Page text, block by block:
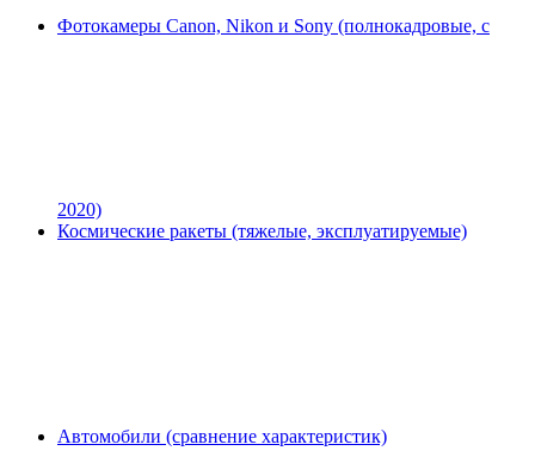
Фотокамеры Canon, Nikon и Sony (полнокадровые, с
2020)
Космические ракеты (тяжелые, эксплуатируемые)
Автомобили (сравнение характеристик)